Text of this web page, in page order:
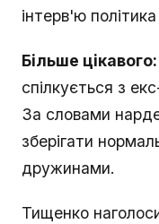
інтерв'ю
Більше цікавого:
спілкується з
За словами
зберігати
дружинами.
Тищенко